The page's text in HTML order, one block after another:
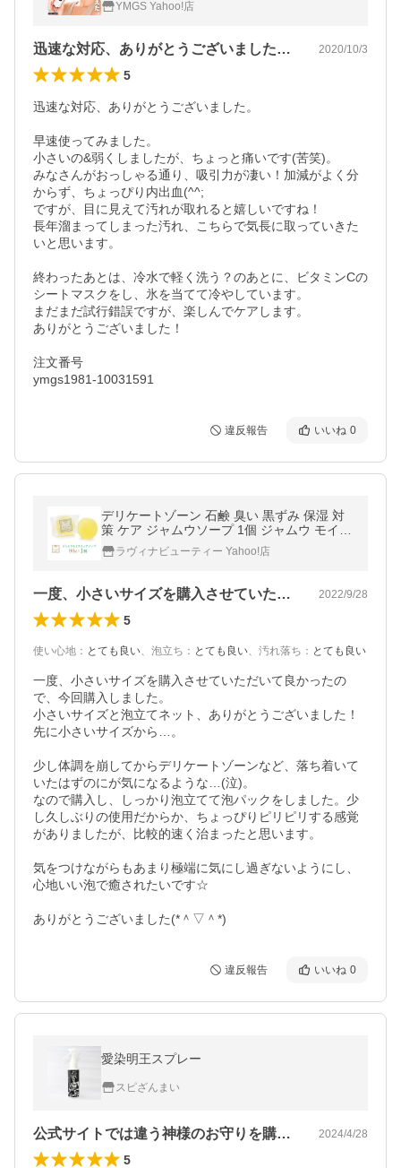
ング 毛穴洗浄 美容家電
YMGS Yahoo!店
迅速な対応、ありがとうございました。早… 2020/10/3
5
迅速な対応、ありがとうございました。
早速使ってみました。
小さいの&弱くしましたが、ちょっと痛いです(苦笑)。
みなさんがおっしゃる通り、吸引力が凄い！加減がよく分
からず、ちょっぴり内出血(^^;
ですが、目に見えて汚れが取れると嬉しいですね！
長年溜まってしまった汚れ、こちらで気長に取っていきた
いと思います。
終わったあとは、冷水で軽く洗う？のあとに、ビタミンCの
シートマスクをし、氷を当てて冷やしています。
まだまだ試行錯誤ですが、楽しんでケアします。
ありがとうございました！
注文番号
ymgs1981-10031591
違反報告 いいね 0
デリケートゾーン 石鹸 臭い 黒ずみ 保湿 対
策 ケア ジャムウソープ 1個 ジャムウ モイス
チュアソープ デリケート ハーバルソープ ジ
ャウム ニキビ予防
ラヴィナビューティー Yahoo!店
一度、小さいサイズを購入させていただい… 2022/9/28
5
使い心地 ： とても良い、 泡立ち ： とても良い、 汚れ落ち ： とても良い
一度、小さいサイズを購入させていただいて良かったの
で、今回購入しました。
小さいサイズと泡立てネット、ありがとうございました！
先に小さいサイズから…。
少し体調を崩してからデリケートゾーンなど、落ち着いて
いたはずのにが気になるような…(泣)。
なので購入し、しっかり泡立てて泡パックをしました。少
し久しぶりの使用だからか、ちょっぴりピリピリする感覚
がありましたが、比較的速く治まったと思います。
気をつけながらもあまり極端に気にし過ぎないようにし、
心地いい泡で癒されたいです☆
ありがとうございました(*＾▽＾*)
違反報告 いいね 0
愛染明王スプレー
スピざんまい
公式サイトでは違う神様のお守りを購入さ… 2024/4/28
5